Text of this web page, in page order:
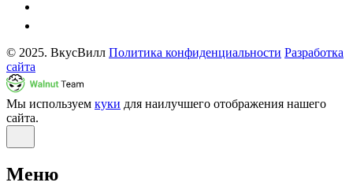
© 2025. ВкусВилл Политика конфиденциальности Разработка
сайта
Мы используем куки для наилучшего отображения нашего
сайта.
Меню